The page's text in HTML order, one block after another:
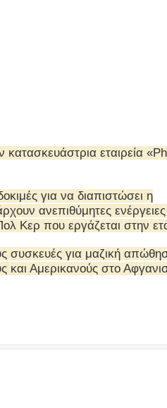
κατασκευάστρια εταιρεία
για να διαπιστώσει η
ανεπιθύμητες ενέργειες
Κερ που εργάζεται στην
συσκευές για μαζική
Αμερικανούς στο